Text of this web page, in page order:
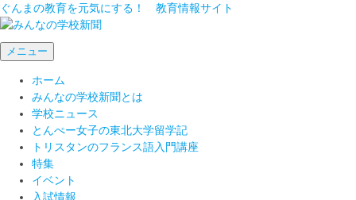
ぐんまの教育を元気にする！ 教育情報サイト
メニュー
ホーム
みんなの学校新聞とは
学校ニュース
とんぺー女子の東北大学留学記
トリスタンのフランス語入門講座
特集
イベント
入試情報